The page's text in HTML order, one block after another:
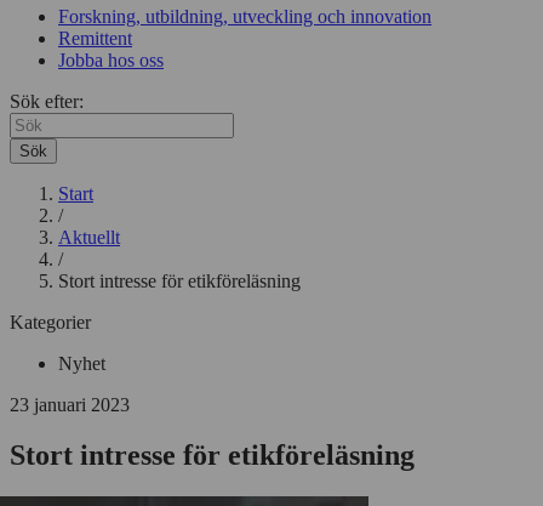
Forskning, utbildning, utveckling och innovation
Remittent
Jobba hos oss
Sök efter:
Sök
Start
/
Aktuellt
/
Stort intresse för etikföreläsning
Kategorier
Nyhet
23 januari 2023
Stort intresse för etikföreläsning